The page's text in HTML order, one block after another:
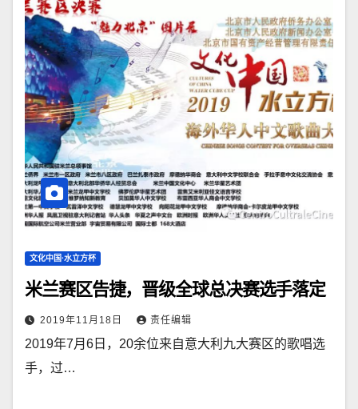
文化中国·水立方杯
米兰赛区告捷，晋级全球总决赛选手落定
2019年11月18日 责任编辑
2019年7月6日，20余位来自意大利九大赛区的歌唱选
手，过…